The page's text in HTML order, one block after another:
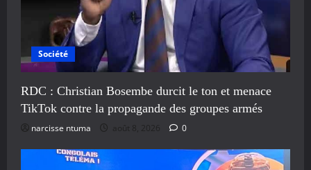
Société
RDC : Christian Bosembe durcit le ton et menace
TikTok contre la propagande des groupes armés
narcisse ntuma août 8, 2026 0